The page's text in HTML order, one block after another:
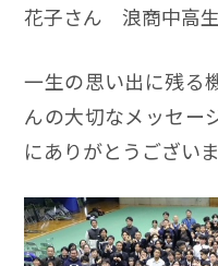
花子さん 浪商中高
一生の思い出に残る
んの大切なメッセー
にありがとうございま